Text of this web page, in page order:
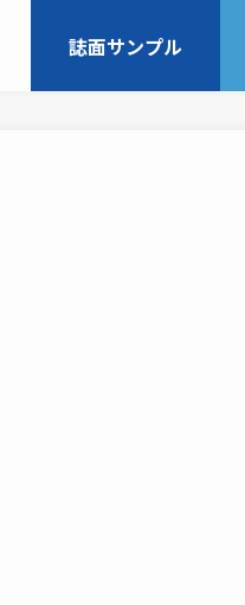
誌面サンプル